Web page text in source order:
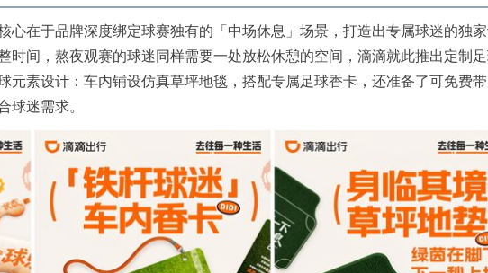
心在于品牌深度绑定球赛独有的「中场休息」场景，打造出专属球迷的独
时间，熬夜观赛的球迷同样需要一处放松休憩的空间，滴滴就此推出定制
元素设计：车内铺设仿真草坪地毯，搭配专属足球香卡，还准备了可免费
球迷需求。